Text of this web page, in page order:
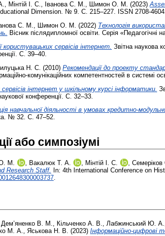
, Мінтій І. С., Іванова С. М., Шимон О. М. (2023)
Dimension. № 9. С. 215–227. ISSN 2708-
С. М., Шимон О. М. (2022) Технологія
Вісник післядипломної освіти. Серія
користувацьких сервісів інтернет. Звітна наукова
С. 39–40.
Н. С. (2010) Рекомендації до проекту
комунікаційних компетентностей в системі
інтернет у шкільному курсі інформатики.
конференції. С. 32–33.
навчальної діяльності в умовах кредитно-
№ 32. С. 47–52.
або симпозіумі
М. , Вакалюк Т. А. , Мінтій І. С. ,
Research Staff.
In: 4th International Conference on
.
Дем’яненко В. М. Кільченко А. В. Лабжинський Ю. А.
М. А. Яськова Н. В. (2023) Інформаційно-цифрові